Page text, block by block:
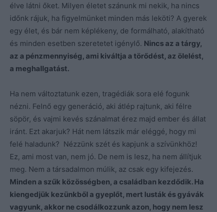
élve látni őket. Milyen életet szánunk mi nekik, ha nincs
időnk rájuk, ha figyelmünket minden más leköti? A gyerek
egy élet, és bár nem képlékeny, de formálható, alakítható
és minden esetben szeretetet igénylő. Nincs az a tárgy,
az a pénzmennyiség, ami kiváltja a törődést, az ölelést,
a meghallgatást.
Ha nem változtatunk ezen, tragédiák sora elé fogunk
nézni. Felnő egy generáció, aki átlép rajtunk, aki félre
söpör, és vajmi kevés szánalmat érez majd ember és állat
iránt. Ezt akarjuk? Hát nem látszik már eléggé, hogy mi
felé haladunk? Nézzünk szét és kapjunk a szívünkhöz!
Ez, ami most van, nem jó. De nem is lesz, ha nem állítjuk
meg. Nem a társadalmon múlik, az csak egy kifejezés.
Minden a szűk közösségben, a családban kezdődik. Ha
kiengedjük kezünkből a gyeplőt, mert lusták és gyávák
vagyunk, akkor ne csodálkozzunk azon, hogy nem lesz